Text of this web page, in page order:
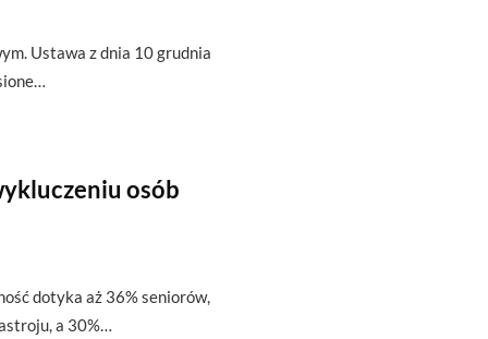
Ustawa z dnia 10 grudnia
osób
dotyka aż 36% seniorów,
a 30%…